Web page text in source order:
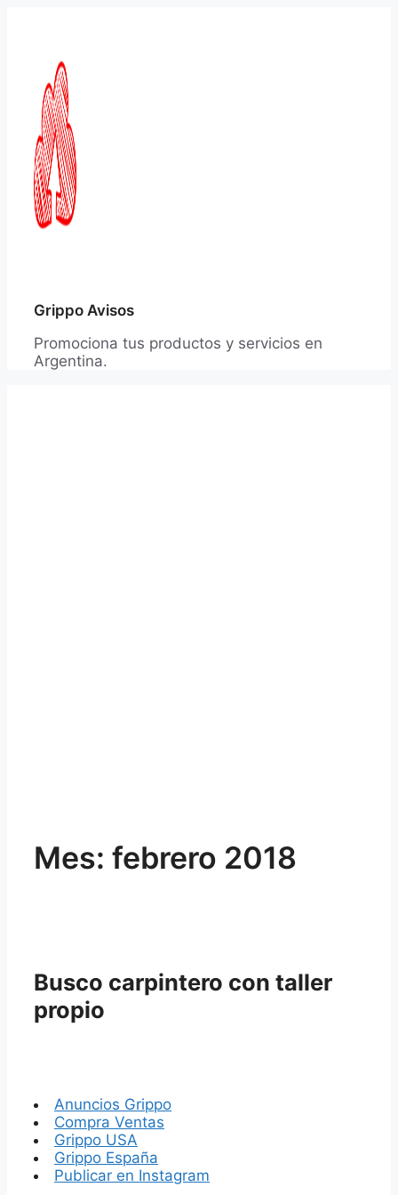
Grippo Avisos
Promociona tus productos y servicios en
Argentina.
Mes: febrero 2018
Busco carpintero con taller
propio
Anuncios Grippo
Compra Ventas
Grippo USA
Grippo España
Publicar en Instagram